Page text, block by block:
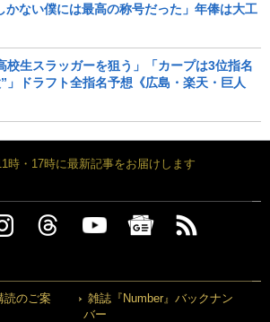
かない僕には最高の称号だった」年俸は大工
校生スラッガーを狙う」「カープは3位指名
」ドラフト全指名予想《広島・楽天・巨人
時・17時に最新記事をお届けします
読のご案
雑誌『Number』バックナン
バー